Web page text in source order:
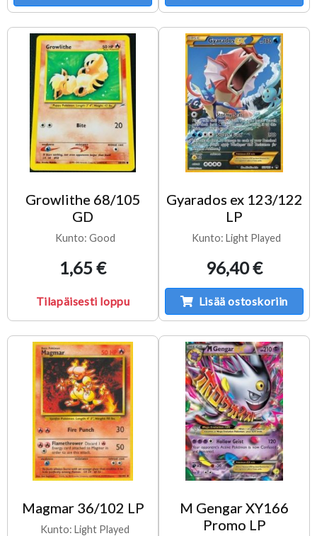
Growlithe 68/105
GD
Kunto: Good
1,65 €
Tilapäisesti loppu
Gyarados ex 123/122
LP
Kunto: Light Played
96,40 €
Lisää ostoskoriin
Magmar 36/102 LP
Kunto: Light Played
M Gengar XY166
Promo LP